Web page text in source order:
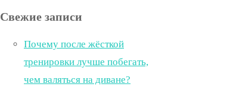
Свежие записи
Почему после жёсткой
тренировки лучше побегать,
чем валяться на диване?